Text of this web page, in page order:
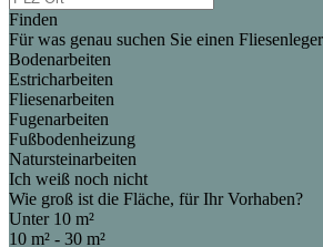
Finden
Für was genau suchen Sie einen
Bodenarbeiten
Estricharbeiten
Fliesenarbeiten
Fugenarbeiten
Fußbodenheizung
Natursteinarbeiten
Ich weiß noch nicht
Wie groß ist die Fläche, für Ihr Vorhaben?
Unter 10 m²
10 m² - 30 m²